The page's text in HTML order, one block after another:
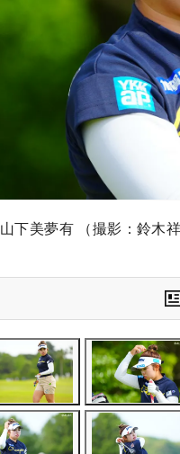
山下美夢有 （撮影：鈴木祥